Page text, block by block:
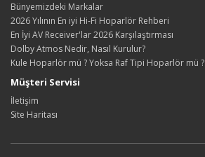
Bünyemizdeki Markalar
2026 Yılının En iyi Hi-Fi Hoparlör Rehberi
En İyi AV Receiver'lar 2026 Karşılaştırması
Dolby Atmos Nedir, Nasıl Kurulur?
Kule Hoparlör mü ? Yoksa Raf Tipi Hoparlör mü ?
Müşteri Servisi
İletişim
Site Haritası